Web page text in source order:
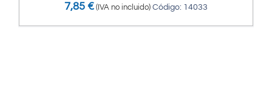
7,85 € (IVA no incluido) Código: 14033